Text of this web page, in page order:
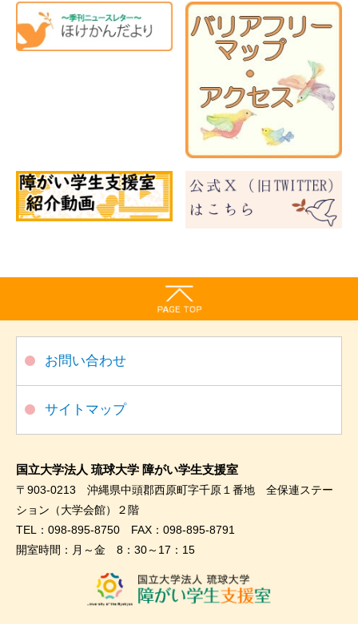
お問い合わせ
サイトマップ
国立大学法人 琉球大学 障がい学生支援室
〒903-0213 沖縄県中頭郡西原町字千原１番地 全保連ステー
ション（大学会館）２階
TEL：098-895-8750 FAX：098-895-8791
開室時間：月～金 8：30～17：15